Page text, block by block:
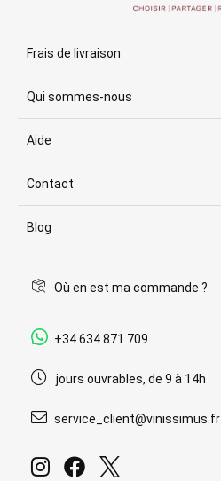
Frais de livraison
Qui sommes-nous
Aide
Contact
Blog
Où en est ma commande ?
+34 634 871 709
jours ouvrables, de 9 à 14h
service_client@vinissimus.fr